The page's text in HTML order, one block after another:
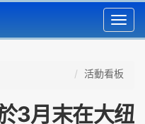
活動看板
3月末在大纽